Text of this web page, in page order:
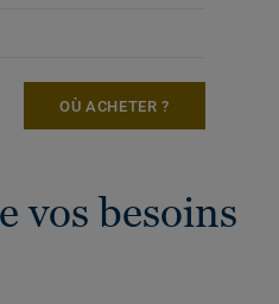
OÙ ACHETER ?
vos besoins